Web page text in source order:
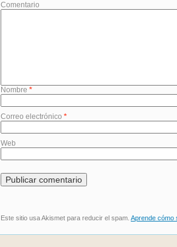
Comentario
Nombre *
Correo electrónico *
Web
Este sitio usa Akismet para reducir el spam. Aprende cómo